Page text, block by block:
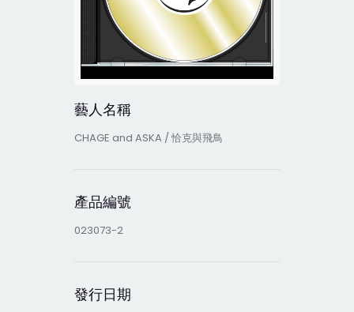
藝人名稱
CHAGE and ASKA / 恰克與飛鳥
產品編號
023073-2
發行日期